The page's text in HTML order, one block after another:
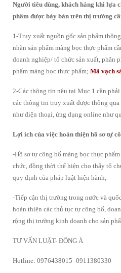
Người tiêu dùng, khách hàng khi lựa
phẩm được bày bán trên thị trường
1-Truy xuất nguồn gốc sản phẩm
nhãn sản phẩm màng bọc thực phẩm
doanh nghiệp/ tổ chức sản xuất, phân
phẩm màng bọc thực phẩm; Mã vạch
2-Các thông tin nêu tại Mục 1 cần
các thông tin truy xuất được thông
như điện thoại, ứng dụng online như
Lợi ích của việc hoàn thiện hồ sơ tự
-Hồ sơ tự công bố màng bọc thực
chức, đồng thời thể hiện cho thấy tổ
quy định của pháp luật hiện hành;
-Tiếp cận thị trường trong nước và
hoàn thiện các thủ tục tự công bố,
rộng thị trường kinh doanh cho sản
TƯ VẤN LUẬT- ĐÔNG Á
Hotline: 0976438015 -0911380330